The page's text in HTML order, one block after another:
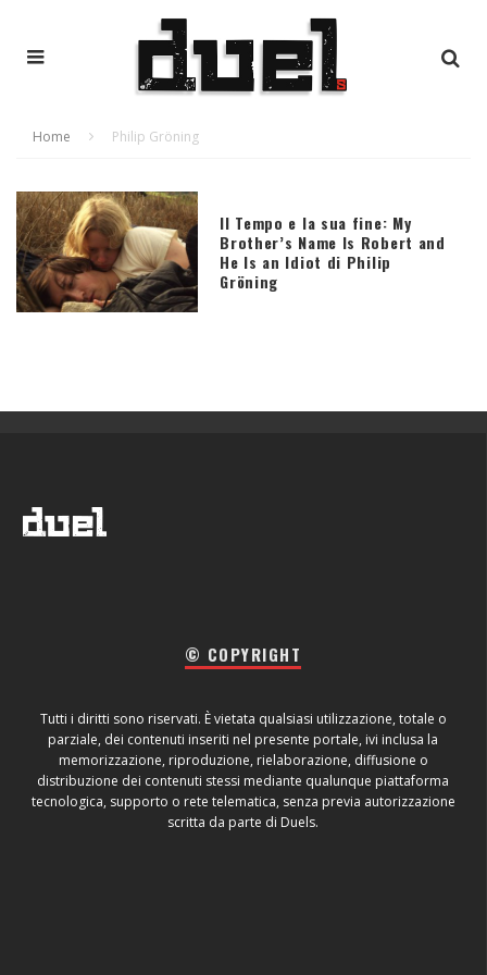
Home Philip Gröning
Il Tempo e la sua fine: My
Brother’s Name Is Robert and
He Is an Idiot di Philip
Gröning
© COPYRIGHT
Tutti i diritti sono riservati. È vietata qualsiasi utilizzazione, totale o
parziale, dei contenuti inseriti nel presente portale, ivi inclusa la
memorizzazione, riproduzione, rielaborazione, diffusione o
distribuzione dei contenuti stessi mediante qualunque piattaforma
tecnologica, supporto o rete telematica, senza previa autorizzazione
scritta da parte di Duels.